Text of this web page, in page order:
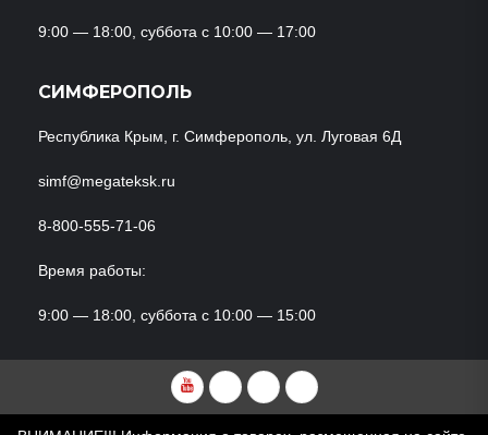
9:00 — 18:00, суббота с 10:00 — 17:00
СИМФЕРОПОЛЬ
Республика Крым, г. Симферополь, ул. Луговая 6Д
simf@megateksk.ru
8-800-555-71-06
Время работы:
9:00 — 18:00, суббота с 10:00 — 15:00
YouTubeVKvideoRuTubeDzen